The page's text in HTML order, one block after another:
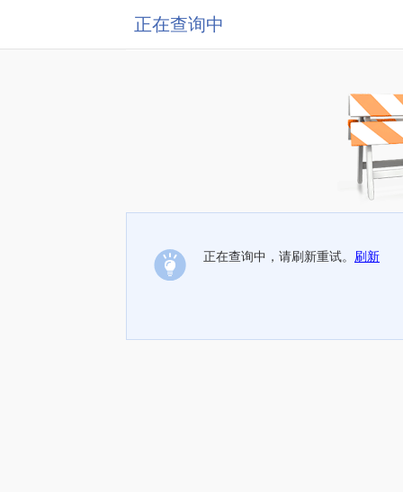
正在查询中
正在查询中，请刷新重试。 刷新